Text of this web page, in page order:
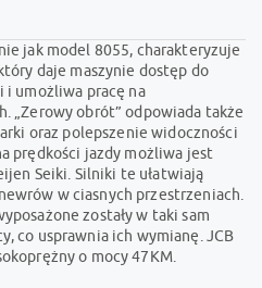
jak model 8055, charakteryzuje
daje maszynie dostęp do
umożliwa pracę na
„Zerowy obrót” odpowiada także
oraz polepszenie widoczności
prędkości jazdy możliwa jest
Seiki. Silniki te ułatwiają
w ciasnych przestrzeniach.
zostały w taki sam
co usprawnia ich wymianę. JCB
o mocy 47KM.